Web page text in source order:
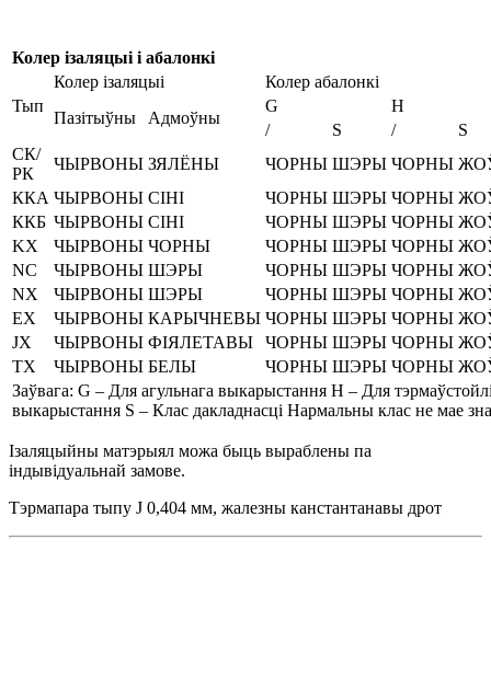
Колер ізаляцыі і абалонкі
Тып
Колер ізаляцыі
Колер абалонкі
Пазітыўны
Адмоўны
G
H
/
S /
S
СК/
РК
ЧЫРВОНЫ ЗЯЛЁНЫ ЧОРНЫ ШЭРЫ ЧОРНЫ
ККА ЧЫРВОНЫ СІНІ ЧОРНЫ ШЭРЫ ЧОРНЫ
ККБ ЧЫРВОНЫ СІНІ ЧОРНЫ ШЭРЫ ЧОРНЫ
KX
ЧЫРВОНЫ ЧОРНЫ ЧОРНЫ ШЭРЫ ЧОРНЫ
NC
ЧЫРВОНЫ ШЭРЫ ЧОРНЫ ШЭРЫ ЧОРНЫ
NX
ЧЫРВОНЫ ШЭРЫ ЧОРНЫ ШЭРЫ ЧОРНЫ
EX
ЧЫРВОНЫ КАРЫЧНЕВЫ ЧОРНЫ ШЭРЫ ЧОРНЫ
JX
ЧЫРВОНЫ ФІЯЛЕТАВЫ ЧОРНЫ ШЭРЫ ЧОРНЫ
TX
ЧЫРВОНЫ БЕЛЫ ЧОРНЫ ШЭРЫ ЧОРНЫ
Заўвага: G – Для агульнага выкарыстання H – Для
выкарыстання S – Клас дакладнасці Нармальны клас не мае
Ізаляцыйны матэрыял можа быць выраблены па
індывідуальнай замове.
Тэрмапара тыпу J 0,404 мм, жалезны канстантанавы дрот